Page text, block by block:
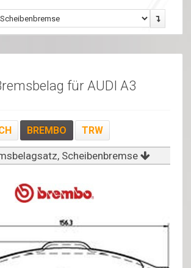
für AUDI A3
BREMBO TRW
Scheibenbremse